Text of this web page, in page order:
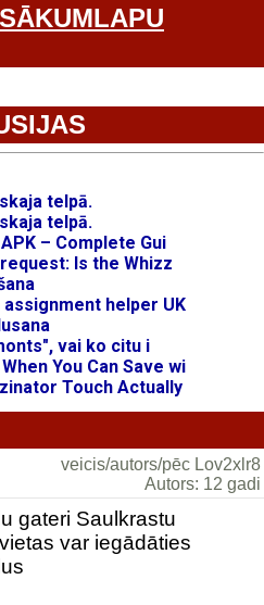
veicis/autors/pēc Lov2xlr8
Autors: 12 gadi
gateri Saulkrastu
var iegādāties